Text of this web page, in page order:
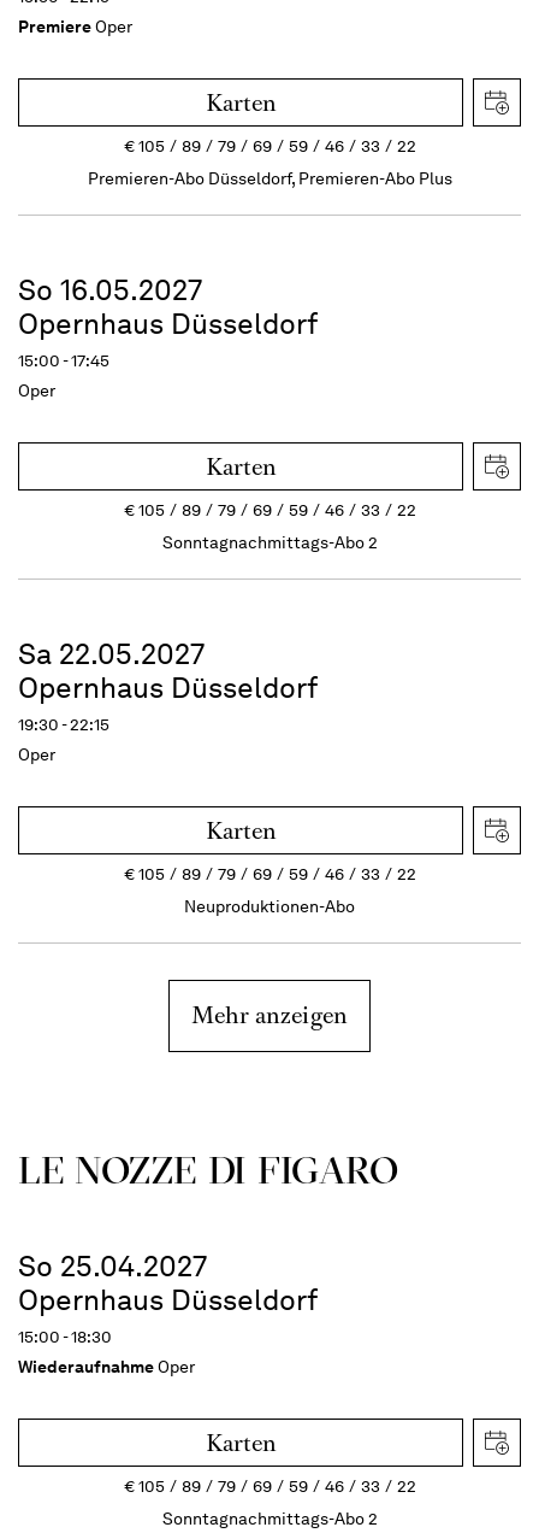
PremiereOper
Karten
€105 89 79 69 59 46 33
22
Premieren-Abo Düsseldorf, Premieren-Abo Plus
So 16.05.2027
Opernhaus Düsseldorf
15:00 - 17:45
Oper
Karten
€105 89 79 69 59 46 33
22
Sonntagnachmittags-Abo 2
Sa 22.05.2027
Opernhaus Düsseldorf
19:30 - 22:15
Oper
Karten
€105 89 79 69 59 46 33
22
Neuproduktionen-Abo
Mehr anzeigen
LE NOZZE DI FIGARO
So 25.04.2027
Opernhaus Düsseldorf
15:00 - 18:30
WiederaufnahmeOper
Karten
€105 89 79 69 59 46 33
22
Sonntagnachmittags-Abo 2